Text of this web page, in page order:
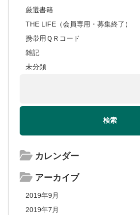
厳選書籍
THE LIFE（会員専用・募集終了）
携帯用ＱＲコード
雑記
未分類
カレンダー
アーカイブ
2019年9月
2019年7月